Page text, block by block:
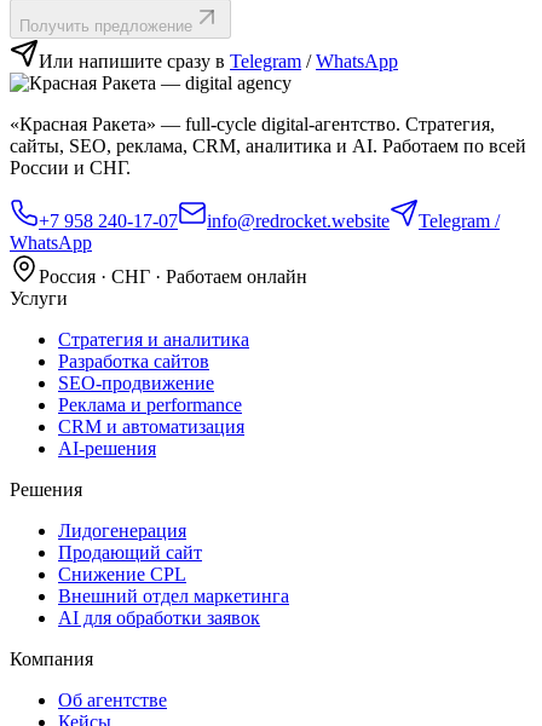
Получить предложение
Или напишите сразу в Telegram /WhatsApp
«Красная Ракета» — full‑cycle digital‑агентство. Стратегия,
сайты, SEO, реклама, CRM, аналитика и AI. Работаем по всей
России и СНГ.
+7 958 240‑17‑07 info@redrocket.website
Telegram /
WhatsApp
Россия · СНГ · Работаем онлайн
Услуги
Стратегия и аналитика
Разработка сайтов
SEO‑продвижение
Реклама и performance
CRM и автоматизация
AI‑решения
Решения
Лидогенерация
Продающий сайт
Снижение CPL
Внешний отдел маркетинга
AI для обработки заявок
Компания
Об агентстве
Кейсы